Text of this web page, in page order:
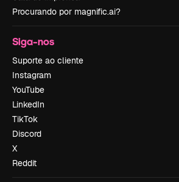
Procurando por magnific.ai?
Siga-nos
Suporte ao cliente
Instagram
YouTube
LinkedIn
TikTok
Discord
X
Reddit